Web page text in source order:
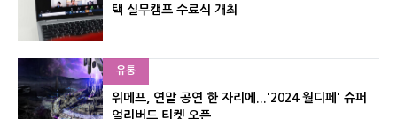
택 실무캠프 수료식 개최
유통
위메프, 연말 공연 한 자리에...'2024 월디페' 슈퍼
얼리버드 티켓 오픈